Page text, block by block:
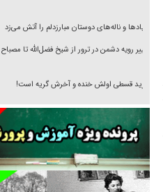
فریاد‌ها و ناله‌های دوستان مبارزدلم را آتش می‌زد
تغییر رویه دشمن در ترور از شیخ فضل‌الله تا مصباح
خرید قسطی اولش خنده و آخرش گریه است!
فوتبال و آن «بالا»!
راهبرد غافلگیری با نسل جدید پهپاد‌ها
جنجال پزشکان تقلبی در صنعت زیبایی
یهودی‌ها در ادبیات داستانی اروپا؛ از شکسپیر تا